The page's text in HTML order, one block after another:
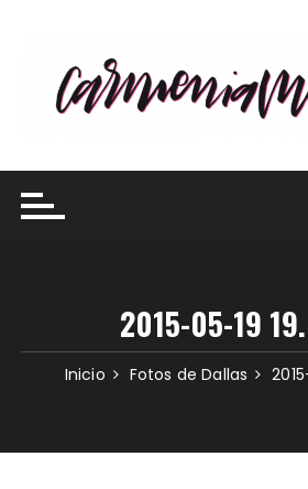
contenido
2015-05-19
Inicio Fotos de Dallas